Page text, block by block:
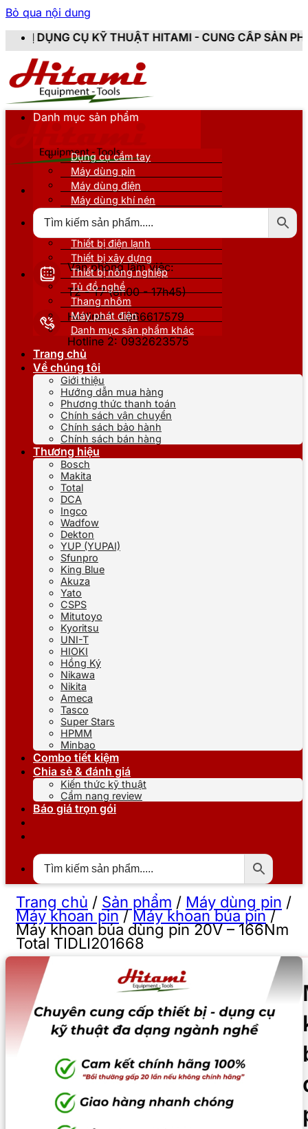
Bỏ qua nội dung
THUẬT HITAMI - CUNG CẤP SẢN PHẨM CHÍNH
Văn phòng làm việc:
T2 - T7 (8h00 - 17h45)
Hotline 1: 0866617579
Hotline 2: 0932623575
Danh mục sản phẩm
Dụng cụ cầm tay
Máy dùng pin
Máy dùng điện
Máy dùng khí nén
Thiết bị nâng đỡ
Thiết bị điện lạnh
Thiết bị xây dựng
Thiết bị nông nghiệp
Tủ đồ nghề
Thang nhôm
Máy phát điện
Danh mục sản phẩm khác
Trang chủ
Về chúng tôi
Giới thiệu
Hướng dẫn mua hàng
Phương thức thanh toán
Chính sách vận chuyển
Chính sách bảo hành
Chính sách bán hàng
Thương hiệu
Bosch
Makita
Total
DCA
Ingco
Wadfow
Dekton
YUP (YUPAI)
Sfunpro
King Blue
Akuza
Yato
CSPS
Mitutoyo
Kyoritsu
UNI-T
HIOKI
Hồng Ký
Nikawa
Nikita
Ameca
Tasco
Super Stars
HPMM
Minbao
Combo tiết kiệm
Chia sẻ & đánh giá
Kiến thức kỹ thuật
Cẩm nang review
Báo giá trọn gói
Trang chủ / Sản phẩm / Máy dùng pin /
Máy khoan pin/Máy khoan búa pin/
Máy khoan búa dùng pin 20V – 166Nm
Total TIDLI201668